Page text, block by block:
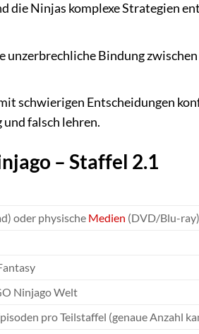
die Ninjas komplexe Strategien
unzerbrechliche Bindung
schwierigen Entscheidungen
falsch lehren.
– Staffel 2.1
oder physische Medien (DVD/Blu-ray)
Ninjago Welt
pro Teilstaffel (genaue Anzahl